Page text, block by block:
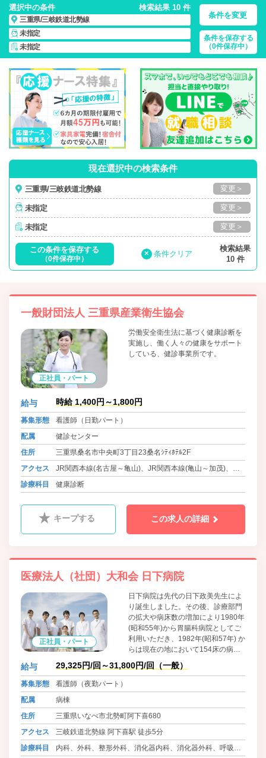
選択中の条件 検索結果 10 件
三重県/三岐鉄道北勢線
未指定
未指定
条件を変更
条件を保存する
（0件保存中）
三重県/三岐鉄道北勢線/正社員・パート・応援ナース・派遣の
看護師求人・派遣・転職・募集一覧
現在選択中の検索条件
三重県/三岐鉄道北勢線 変更＞
未指定 変更＞
未指定 変更＞
この条件を保存する
（0件保存中）
× 条件クリア
検索結果
10 件
一般財団法人 三重県産業衛生協会
正社員・パート
労働安全衛生法に基づく健康診断を
実施し、働く人々の健康をサポート
している、健診事業所です。
給与 時給 1,400円～1,800円
募集形態
看護師（日勤パート）
配属
健診センター
住所
三重県桑名市中央町3丁目23桑名ｼﾃｨﾎﾃﾙ2F
アクセス
JR関西本線(名古屋～亀山)、JR関西本線(亀山～加茂)、近
鉄名古屋線、養老鉄道養老線 桑名駅 徒歩5分
診療科目 健康診断
キープする この求人の詳細
医療法人（社団）大和会 日下病院
正社員・パート
日下病院は先代の日下政美先生によ
り誕生しました。その後、診療部門
の拡大や病床数の増加により1980年
(昭和55年)から胃腸科病院としてご
利用いただき、1982年(昭和57年) か
らは現在の地において154床の病院
として出発しました。それ以来、快
適な環境の中で心身共に癒していた
医療の提供に努力しております。
給与 29,325円/回～31,800円/回（一般）
募集形態
看護師（夜勤パート）
配属
病棟
住所
三重県いなべ市北勢町阿下喜680
アクセス
三岐鉄道北勢線 阿下喜駅 徒歩5分
診療科目
内科、外科、整形外科、消化器内科、消化器外科、呼吸器